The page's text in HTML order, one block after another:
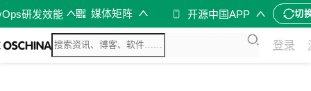
研发效能 媒体矩阵 开源中国APP 切
登录